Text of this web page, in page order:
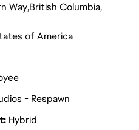
WayBritish Columbia
of America
- Respawn
Hybrid